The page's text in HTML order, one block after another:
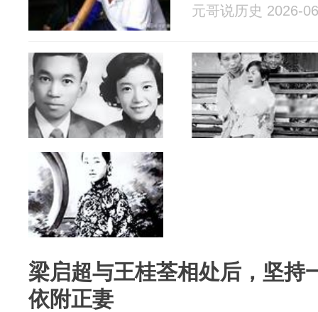
元哥说历史 2026-
梁启超与王桂荃相处后，坚持
依附正妻